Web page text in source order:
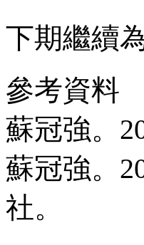
下期繼續
參考資料
蘇冠強。
蘇冠強。
社。